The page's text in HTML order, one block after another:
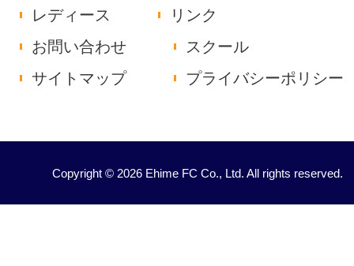
レディース
リンク
お問い合わせ
スクール
サイトマップ
プライバシーポリシー
Copyright © 2026 Ehime FC Co., Ltd. All rights reserved.